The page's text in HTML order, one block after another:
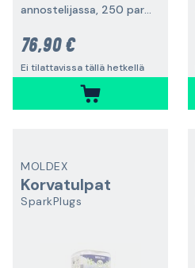
annostelijassa, 250 paria
76,90 €
Ei tilattavissa tällä hetkellä
MOLDEX
Korvatulpat
SparkPlugs